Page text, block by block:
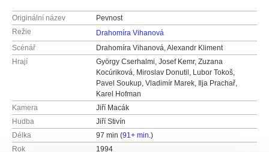
Originální název
Pevnost
Režie
Drahomíra Vihanová
Scénář
Drahomíra Vihanová, Alexandr Kliment
Hrají
György Cserhalmi, Josef Kemr, Zuzana
Kocúriková, Miroslav Donutil, Lubor Tokoš,
Pavel Soukup, Vladimír Marek, Ilja Prachař,
Karel Hofman
Kamera
Jiří Macák
Hudba
Jiří Stivín
Délka
97 min (91+ min.)
Rok
1994